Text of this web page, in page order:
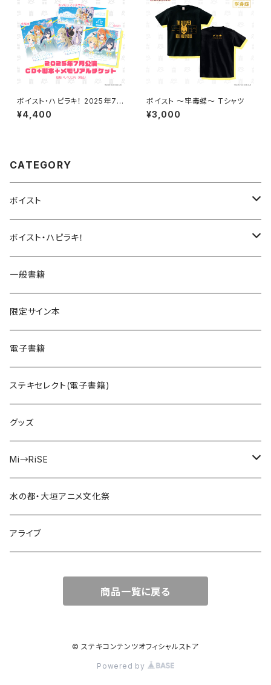
ボイスト・ハピラキ！ 2025年7月
公演限定セット【受注生産】
¥4,400
ボイスト ～牢毒蝶～ Tシャツ
¥3,000
CATEGORY
ボイスト
UNDERCΦDE
ダンデライオン
サイバスフィア
kIllIng mE
Peek a Boo!
えのじょ放送部
ISEKAIMODE
あかねさす
走れチュロス！
ボイスト・ハピラキ！
ハルウラワ！
NACK3!
声劇ふわろまん
一般書籍
限定サイン本
電子書籍
ステキセレクト(電子書籍)
グッズ
Mi→RiSE
夜見ベルノ
水の都・大垣アニメ文化祭
アライブ
商品一覧に戻る
© ステキコンテンツオフィシャルストア
Powered by